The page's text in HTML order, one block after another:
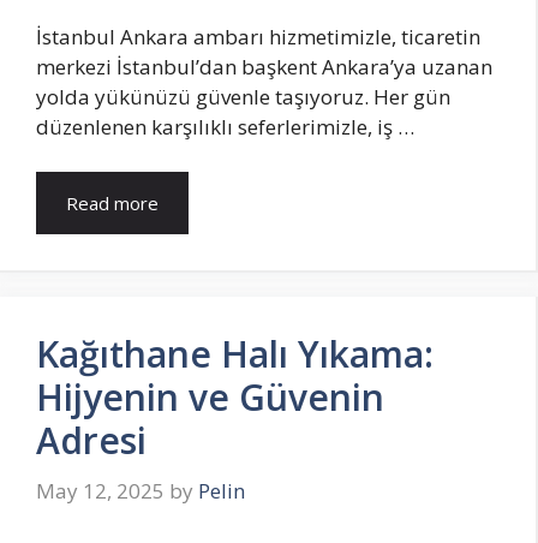
İstanbul Ankara ambarı hizmetimizle, ticaretin
merkezi İstanbul’dan başkent Ankara’ya uzanan
yolda yükünüzü güvenle taşıyoruz. Her gün
düzenlenen karşılıklı seferlerimizle, iş …
Read more
Kağıthane Halı Yıkama:
Hijyenin ve Güvenin
Adresi
May 12, 2025 by Pelin